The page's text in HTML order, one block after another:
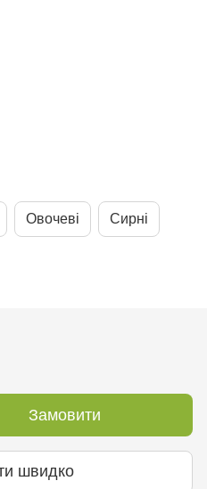
Овочеві Сирні
Замовити
швидко